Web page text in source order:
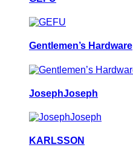
Gentlemen’s Hardware
JosephJoseph
KARLSSON